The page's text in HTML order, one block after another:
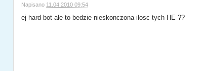
Napisano 11.04.2010 09:54
ej hard bot ale to bedzie nieskonczona ilosc tych HE ??